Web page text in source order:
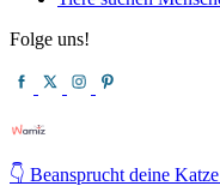
Folge uns!
👇 Beansprucht deine